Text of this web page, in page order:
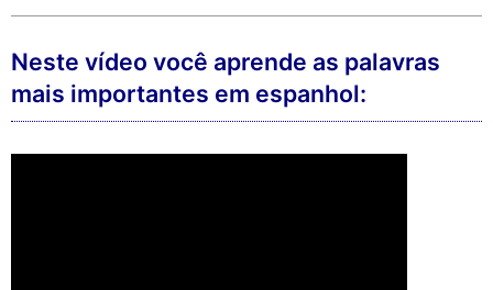
Neste vídeo você aprende as palavras
mais importantes em espanhol: